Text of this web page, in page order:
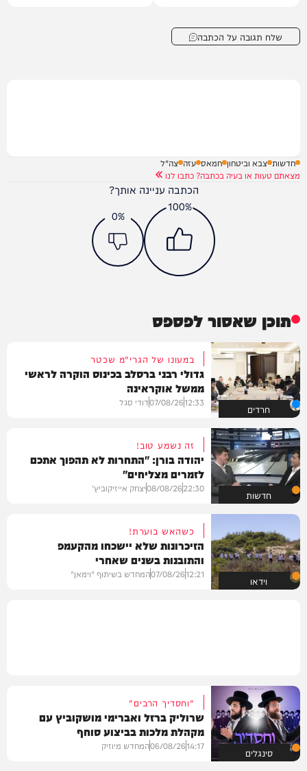
שלח תגובה על הכתבה
חדשות צבא וביטחון חמאס עזה צה"ל
מצאתם טעות או בעיה בכתבה? כתבו לנו
הכתבה עניינה אותך?
100%
0%
תוכן שאסור לפספס
חרדים
במעונו של הגרי"מ שכטר
גדולי רבני ברסלב בכינוס הוקרה לראשי
ממשל אוקראינה
12:33
07/08/26דודי סגל
חדשות
זה נשמע טוב!
יהודה בורן: "התחרות לא תהפוך אתכם
לזמרים מצליחים"
22:30
08/08/26יצחק אייזיקוביץ'
וידאו
כשהאש בוערת!
הזיכרונות שלא יישכחו מהקעמפ
והתובנות בשנים שאחרי
12:21
07/08/26המחדש בשיתוף "וימאן"
סינגלים
"וחסדיך הרבים"
שרוליק ברזל ואברימי מושקוביץ עם
מקהלת מלכות בביצוע סוחף
14:17
06/08/26המחדש מיוזיק